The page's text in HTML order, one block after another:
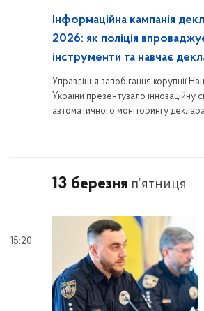
Інформаційна кампанія
2026: як поліція
інструменти та навчає
Управління запобігання корупції
України презентувало інноваційну
автоматичного моніторингу
доброчесності.
13 березня п’ятниця
15:20